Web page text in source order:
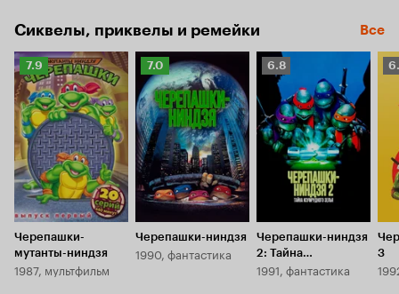
Сиквелы, приквелы и ремейки Все
Рейтинг
Кинопоиска
7.9
7.9
Черепашки-
мутанты-ниндзя
1987, мультфильм
Рейтинг
Кинопоиска
7.0
7.0
Черепашки-ниндзя
1990, фантастика
Рейтинг
Кинопоиска
6.8
6.8
Черепашки-ниндзя
2: Тайна
изумрудного зелья
1991, фантастика
3